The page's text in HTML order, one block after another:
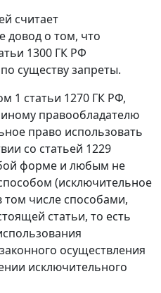
считает
о том, что
1300 ГК РФ
существу запреты.
1 статьи 1270 ГК РФ,
правообладателю
право использовать
со статьей 1229
форме и любым не
(исключительное
том числе способами,
статьи, то есть
осуществления
исключительного